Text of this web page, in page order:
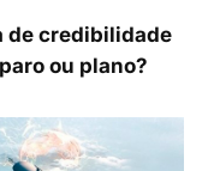
de credibilidade
ou plano?